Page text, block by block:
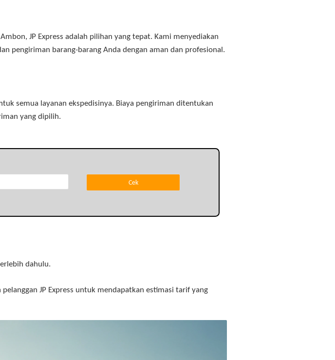
JP Express adalah pilihan yang tepat. Kami menyediakan
pengiriman barang-barang Anda dengan aman dan profesional.
semua layanan ekspedisinya. Biaya pengiriman ditentukan
yang dipilih.
dahulu.
JP Express untuk mendapatkan estimasi tarif yang